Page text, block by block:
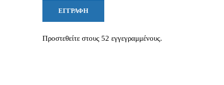
ΕΓΓΡΑΦΉ
Προστεθείτε στους 52 εγγεγραμμένους.